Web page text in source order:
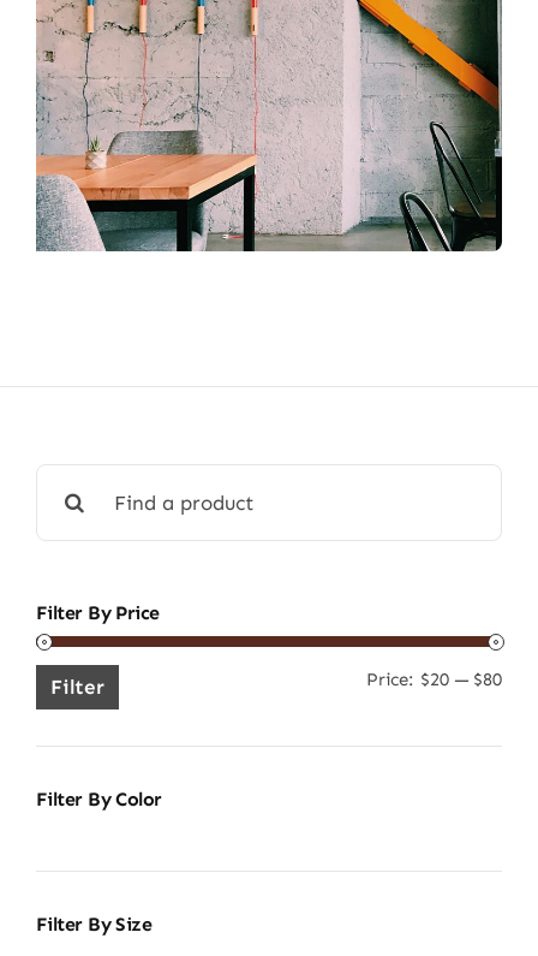
for:
Filter By Price
Min
Filter Price: $20— $80
Filter By Color
Filter By Size